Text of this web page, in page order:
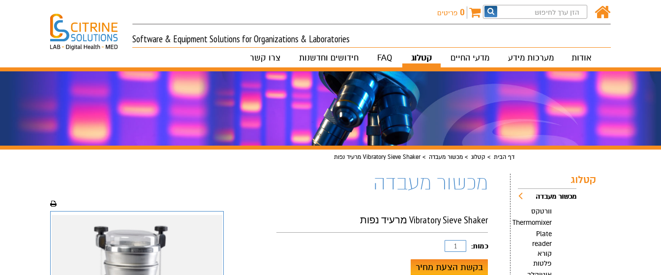
0 פריטים
Software & Equipment Solutions for Organizations & Laboratories
אודות מערכות מידע מדעי החיים קטלוג FAQ חידושים וחדשנות צרו קשר
דף הבית קטלוג מכשור מעבדה Vibratory Sieve Shaker מרעיד נפות
קטלוג
מכשור מעבדה
וורטקס
Thermomixer
Plate
reader
קורא
פלטות
מכשור מעבדה
Vibratory Sieve Shaker מרעיד נפות
כמות:
בקשת הצעת מחיר